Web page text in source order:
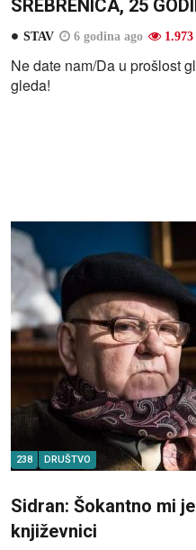
SREBRENICA, 25
STAV 6 godina ago 1.973
Ne date nam/Da u prošlost
gleda!
238 DRUŠTVO
Sidran: Šokantno mi
književnici